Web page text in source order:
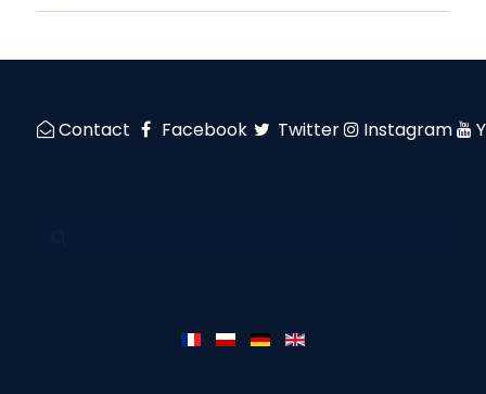
Contact Facebook Twitter Instagram